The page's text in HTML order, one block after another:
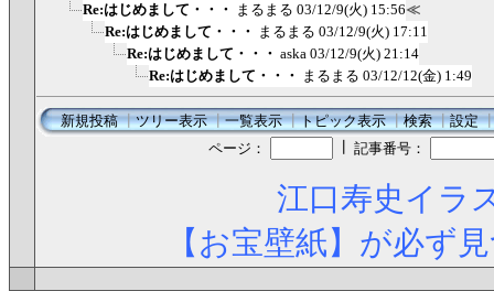
Re:はじめまして・・・ まるまる 03/12/9(火) 15:56≪
Re:はじめまして・・・ まるまる 03/12/9(火) 17:11
Re:はじめまして・・・ aska 03/12/9(火) 21:14
Re:はじめまして・・・ まるまる 03/12/12(金) 1:49
新規投稿┃ツリー表示┃一覧表示┃トピック表示┃検索┃設定
ページ：
記事番号：
江口寿史イラ
【お宝壁紙】が必ず